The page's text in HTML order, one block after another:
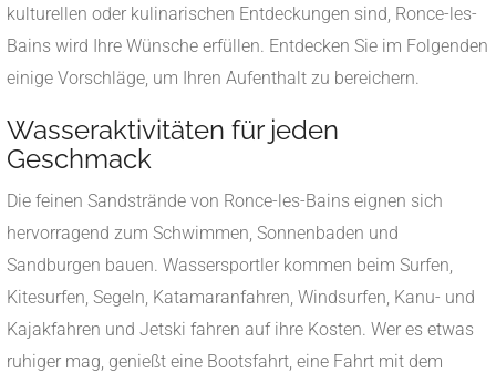
kulturellen oder kulinarischen Entdeckungen sind, Ronce-les-
Bains wird Ihre Wünsche erfüllen. Entdecken Sie im Folgenden
einige Vorschläge, um Ihren Aufenthalt zu bereichern.
Wasseraktivitäten für jeden
Geschmack
Die feinen Sandstrände von Ronce-les-Bains eignen sich
hervorragend zum Schwimmen, Sonnenbaden und
Sandburgen bauen. Wassersportler kommen beim Surfen,
Kitesurfen, Segeln, Katamaranfahren, Windsurfen, Kanu- und
Kajakfahren und Jetski fahren auf ihre Kosten. Wer es etwas
ruhiger mag, genießt eine Bootsfahrt, eine Fahrt mit dem